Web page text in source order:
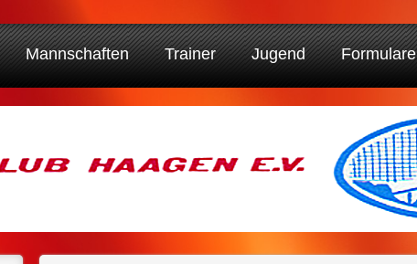
Mannschaften Trainer Jugend Formulare